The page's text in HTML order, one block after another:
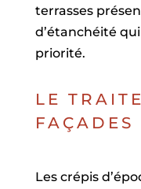
terrasses
d’étanchéité
priorité.
LE
FAÇADES
Les crépis